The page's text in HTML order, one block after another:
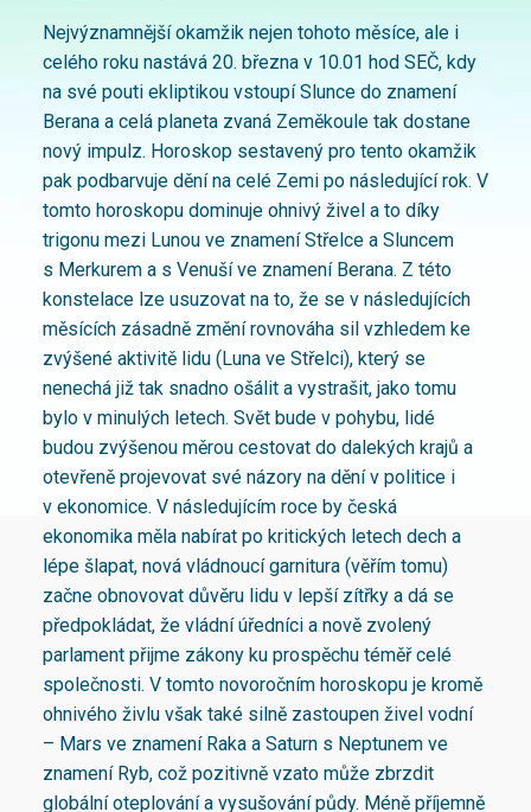
Nejvýznamnější okamžik nejen tohoto měsíce, ale i
celého roku nastává 20. března v 10.01 hod SEČ, kdy
na své pouti ekliptikou vstoupí Slunce do znamení
Berana a celá planeta zvaná Zeměkoule tak dostane
nový impulz. Horoskop sestavený pro tento okamžik
pak podbarvuje dění na celé Zemi po následující rok. V
tomto horoskopu dominuje ohnivý živel a to díky
trigonu mezi Lunou ve znamení Střelce a Sluncem
s Merkurem a s Venuší ve znamení Berana. Z této
konstelace lze usuzovat na to, že se v následujících
měsících zásadně změní rovnováha sil vzhledem ke
zvýšené aktivitě lidu (Luna ve Střelci), který se
nenechá již tak snadno ošálit a vystrašit, jako tomu
bylo v minulých letech. Svět bude v pohybu, lidé
budou zvýšenou měrou cestovat do dalekých krajů a
otevřeně projevovat své názory na dění v politice i
v ekonomice. V následujícím roce by česká
ekonomika měla nabírat po kritických letech dech a
lépe šlapat, nová vládnoucí garnitura (věřím tomu)
začne obnovovat důvěru lidu v lepší zítřky a dá se
předpokládat, že vládní úředníci a nově zvolený
parlament přijme zákony ku prospěchu téměř celé
společnosti. V tomto novoročním horoskopu je kromě
ohnivého živlu však také silně zastoupen živel vodní
– Mars ve znamení Raka a Saturn s Neptunem ve
znamení Ryb, což pozitivně vzato může zbrzdit
globální oteplování a vysušování půdy. Méně příjemně